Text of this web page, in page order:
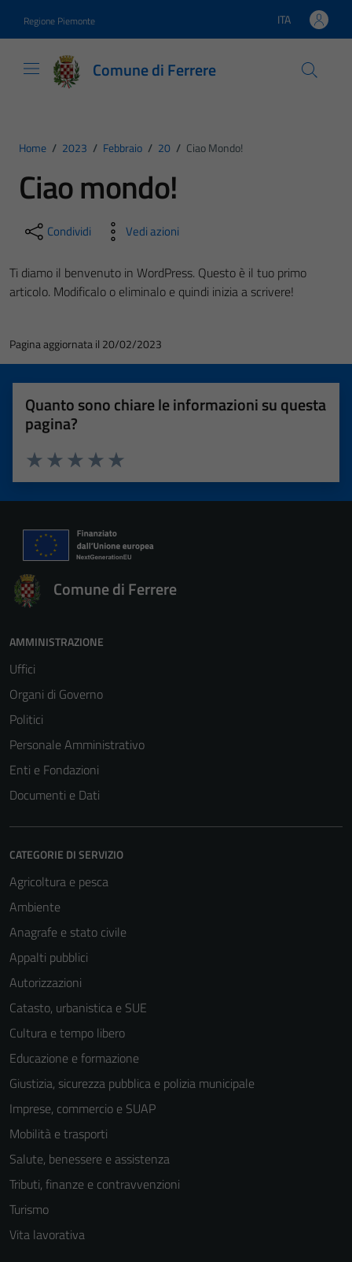
Regione Piemonte Lingua attiva:
ITA
Comune di Ferrere
Home / 2023 / Febbraio / 20 / Ciao Mondo!
Ciao mondo!
Condividi Vedi azioni
Ti diamo il benvenuto in WordPress. Questo è il tuo primo
articolo. Modificalo o eliminalo e quindi inizia a scrivere!
Pagina aggiornata il 20/02/2023
Quanto sono chiare le informazioni su questa
pagina?
Valuta 5 stelle su 5
Valuta 4 stelle su 5
Valuta 3 stelle su 5
Valuta 2 stelle su 5
Valuta 1 stelle su 5
Comune di Ferrere
AMMINISTRAZIONE
Uffici
Organi di Governo
Politici
Personale Amministrativo
Enti e Fondazioni
Documenti e Dati
CATEGORIE DI SERVIZIO
Agricoltura e pesca
Ambiente
Anagrafe e stato civile
Appalti pubblici
Autorizzazioni
Catasto, urbanistica e SUE
Cultura e tempo libero
Educazione e formazione
Giustizia, sicurezza pubblica e polizia municipale
Imprese, commercio e SUAP
Mobilità e trasporti
Salute, benessere e assistenza
Tributi, finanze e contravvenzioni
Turismo
Vita lavorativa